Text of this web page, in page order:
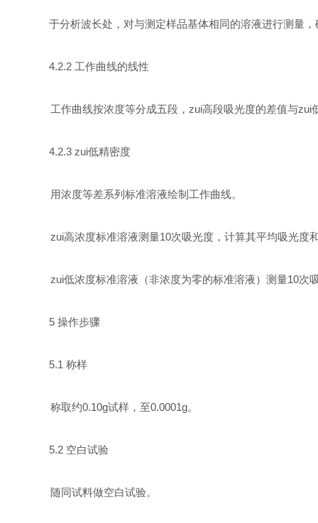
于分析波长处，对与测定样品基体相同的溶液进行测量
4.2.2 工作曲线的线性
工作曲线按浓度等分成五段，zui高段吸光度的差值与zui
4.2.3 zui低精密度
用浓度等差系列标准溶液绘制工作曲线。
zui高浓度标准溶液测量10次吸光度，计算其平均吸光度
zui低浓度标准溶液（非浓度为零的标准溶液）测量10次
5 操作步骤
5.1 称样
称取约0.10g试样，至0.0001g。
5.2 空白试验
随同试料做空白试验。